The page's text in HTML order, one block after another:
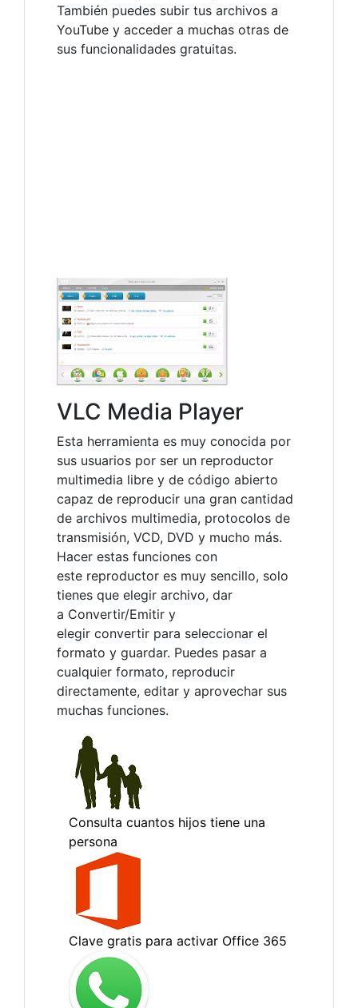
También puedes subir tus archivos a
YouTube y acceder a muchas otras de
sus funcionalidades gratuitas.
VLC Media Player
Esta herramienta es muy conocida por
sus usuarios por ser un reproductor
multimedia libre y de código abierto
capaz de reproducir una gran cantidad
de archivos multimedia, protocolos de
transmisión, VCD, DVD y mucho más.
Hacer estas funciones con
este reproductor es muy sencillo, solo
tienes que elegir archivo, dar
a Convertir/Emitir y
elegir convertir para seleccionar el
formato y guardar. Puedes pasar a
cualquier formato, reproducir
directamente, editar y aprovechar sus
muchas funciones.